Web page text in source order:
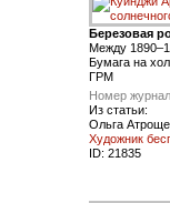
Березовая
Между
Бумага на
ГРМ
Номер
Из статьи:
Ольга
Художник
ID: 21835